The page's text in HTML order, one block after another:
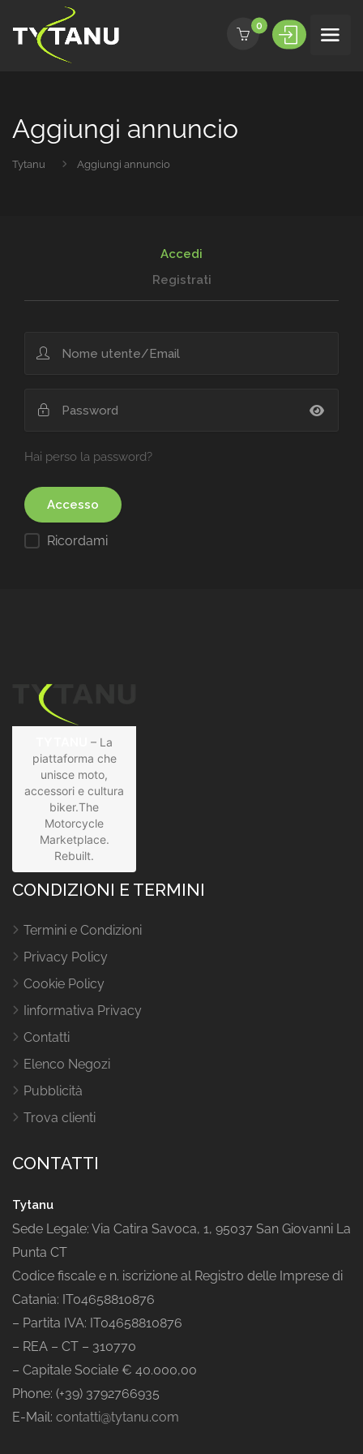
0
Aggiungi annuncio
Tytanu Aggiungi annuncio
Accedi
Registrati
Hai perso la password?
Ricordami
– La
piattaforma che
unisce moto,
accessori e cultura
biker.The
Motorcycle
Marketplace.
Rebuilt.
CONDIZIONI E TERMINI
Termini e Condizioni
Privacy Policy
Cookie Policy
Iinformativa Privacy
Contatti
Elenco Negozi
Pubblicità
Trova clienti
CONTATTI
Tytanu
Sede Legale: Via Catira Savoca, 1, 95037 San Giovanni La
Punta CT
Codice fiscale e n. iscrizione al Registro delle Imprese di
Catania: IT04658810876
– Partita IVA: IT04658810876
– REA – CT – 310770
– Capitale Sociale € 40.000,00
Phone: (+39) 3792766935
E-Mail: contatti@tytanu.com